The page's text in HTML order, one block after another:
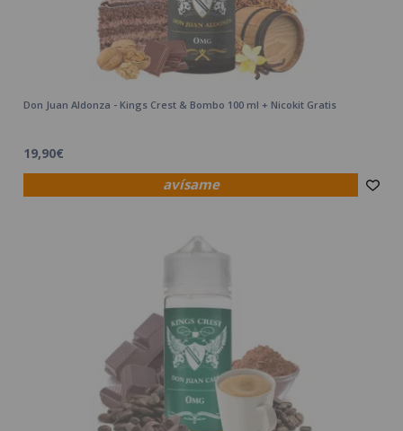
avísame
Don Juan Aldonza - Kings Crest & Bombo 100 ml + Nicokit Gratis
19,90€